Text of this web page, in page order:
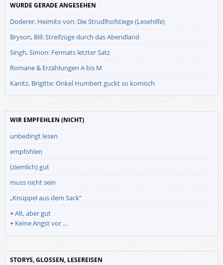
WURDE GERADE ANGESEHEN
Doderer, Heimito von: Die Strudlhofstiege (Lesehilfe)
Bryson, Bill: Streifzüge durch das Abendland
Singh, Simon: Fermats letzter Satz
Romane & Erzählungen A bis M
Kanitz, Brigitte: Onkel Humbert guckt so komisch
WIR EMPFEHLEN (NICHT)
unbedingt lesen
empfohlen
(ziemlich) gut
muss nicht sein
„Knüppel aus dem Sack“
+Alt, aber gut
+ Keine Angst vor …
STORYS, GLOSSEN, LESEREISEN